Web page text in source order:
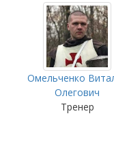
Омельченко
Олегович
Тренер